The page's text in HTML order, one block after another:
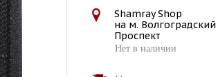
Shamray Shop
на м. Волгоградский
Проспект
Нет в наличии